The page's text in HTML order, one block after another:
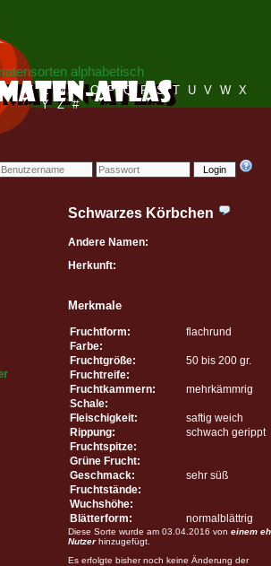
Login
alphabetisch
I J K L M N O P Q R S T U V W X
Y Z #
Schwarzes Körbchen
Andere Namen:
Herkunft:
Merkmale
Fruchtform:
flachrund
Farbe:
Fruchtgröße:
50 bis 200 gr.
Fruchtreife:
Fruchtkammern:
mehrkämmrig
Schale:
Fleischigkeit:
saftig weich
Rippung:
schwach gerippt
Fruchtspitze:
Grüne Frucht:
Geschmack:
sehr süß
Fruchtstände:
Wuchshöhe:
Blätterform:
normalblättrig
Diese Sorte wurde am 03.04.2016 von einem
Nutzerhinzugefügt.
Es erfolgte bisher noch keine Änderung der